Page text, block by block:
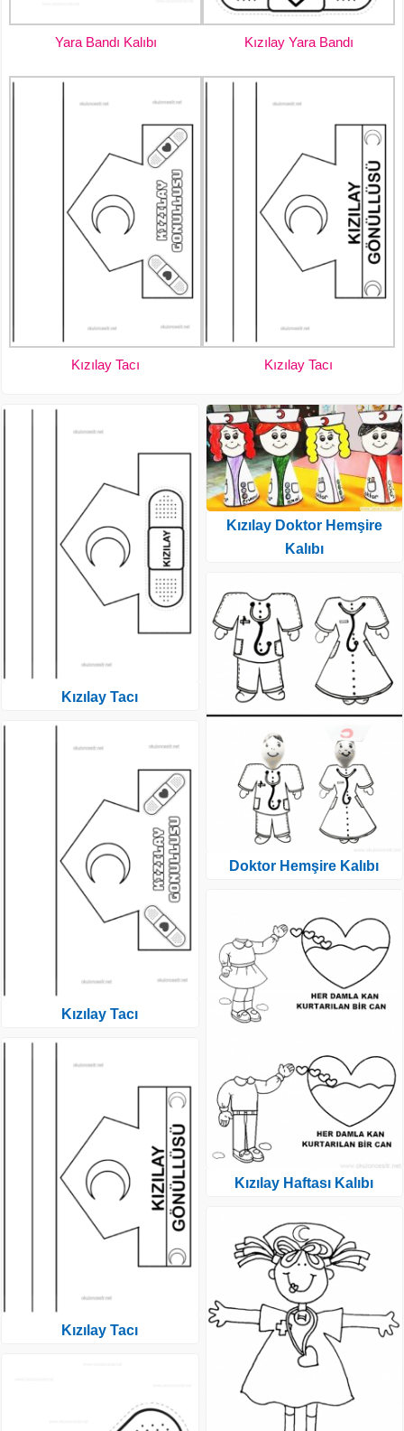
Yara Bandı Kalıbı Kızılay Yara Bandı
Kızılay Tacı Kızılay Tacı
Kızılay Tacı
Kızılay Tacı
Kızılay Tacı
Kızılay Doktor Hemşire
Kalıbı
Doktor Hemşire Kalıbı
Kızılay Haftası Kalıbı